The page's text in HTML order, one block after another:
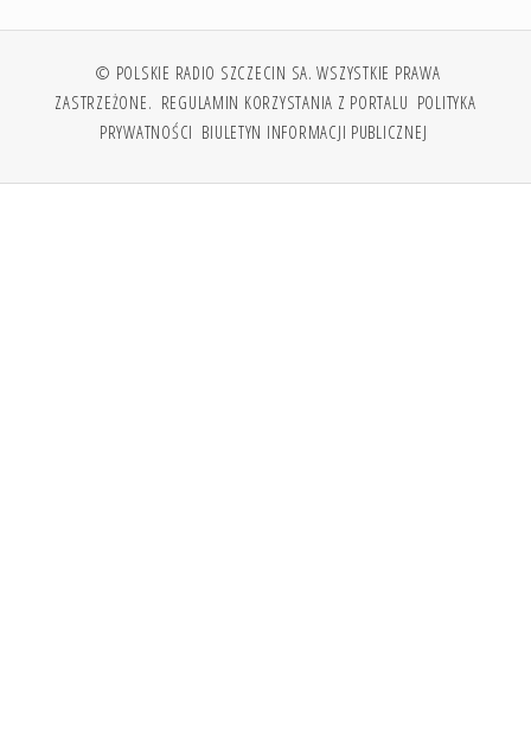
© POLSKIE RADIO SZCZECIN SA. WSZYSTKIE PRAWA
ZASTRZEŻONE. REGULAMIN KORZYSTANIA Z PORTALU POLITYKA
PRYWATNOŚCI BIULETYN INFORMACJI PUBLICZNEJ